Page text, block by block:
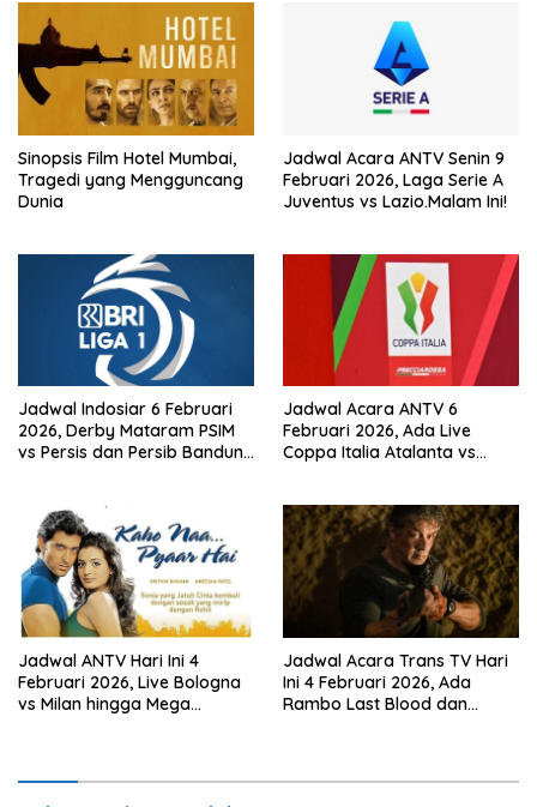
Sinopsis Film Hotel Mumbai,
Tragedi yang Mengguncang
Dunia
Jadwal Acara ANTV Senin 9
Februari 2026, Laga Serie A
Juventus vs Lazio.Malam Ini!
Jadwal Indosiar 6 Februari
2026, Derby Mataram PSIM
vs Persis dan Persib Bandung
Jadwal Acara ANTV 6
Februari 2026, Ada Live
Coppa Italia Atalanta vs
Tumhaara’
Jadwal ANTV Hari Ini 4
Februari 2026, Live Bologna
vs Milan hingga Mega
Jadwal Acara Trans TV Hari
Ini 4 Februari 2026, Ada
Rambo Last Blood dan